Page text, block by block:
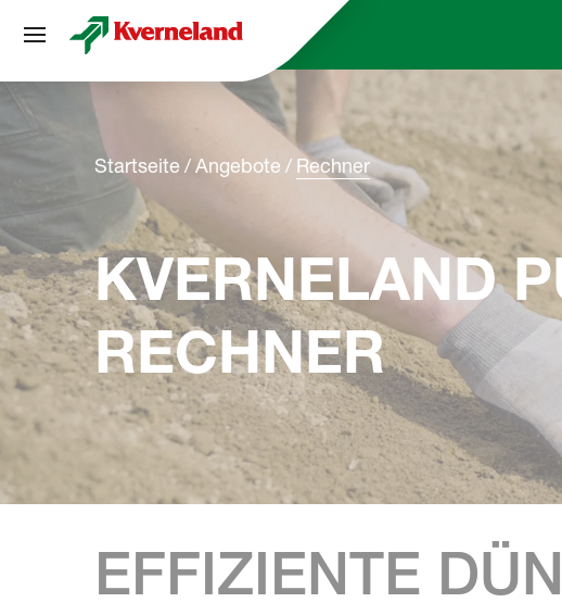
Startseite Angebote Rechner
KVERNELAND
RECHNER
EFFIZIENTE
Cookie-Einstellungen